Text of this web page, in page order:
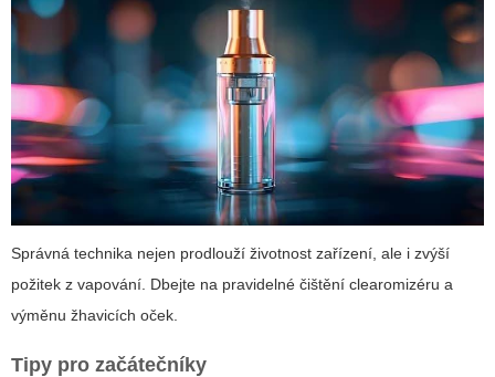
Správná technika nejen prodlouží životnost zařízení, ale i zvýší
požitek z vapování. Dbejte na pravidelné čištění clearomizéru a
výměnu žhavicích oček.
Tipy pro začátečníky